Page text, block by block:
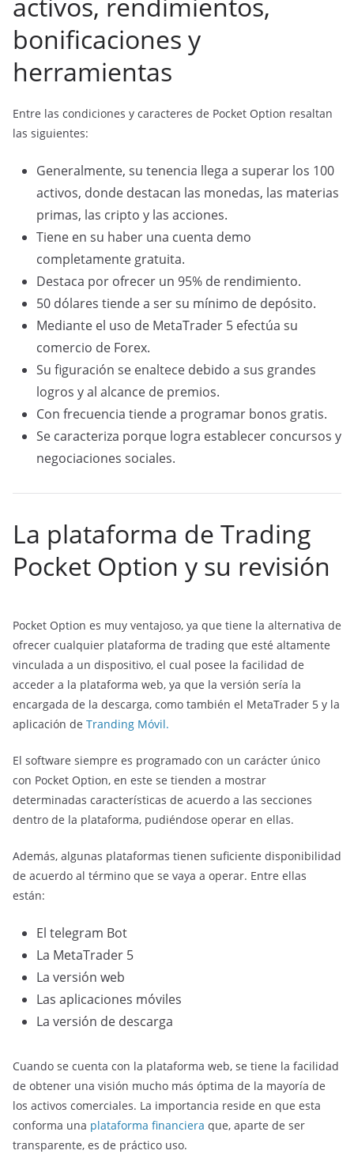
bonificaciones y
herramientas
Entre las condiciones y caracteres de Pocket Option resaltan
las siguientes:
Generalmente, su tenencia llega a superar los 100
activos, donde destacan las monedas, las materias
primas, las cripto y las acciones.
Tiene en su haber una cuenta demo
completamente gratuita.
Destaca por ofrecer un 95% de rendimiento.
50 dólares tiende a ser su mínimo de depósito.
Mediante el uso de MetaTrader 5 efectúa su
comercio de Forex.
Su figuración se enaltece debido a sus grandes
logros y al alcance de premios.
Con frecuencia tiende a programar bonos gratis.
Se caracteriza porque logra establecer concursos y
negociaciones sociales.
La plataforma de Trading
Pocket Option y su revisión
Pocket Option es muy ventajoso, ya que tiene la alternativa de
ofrecer cualquier plataforma de trading que esté altamente
vinculada a un dispositivo, el cual posee la facilidad de
acceder a la plataforma web, ya que la versión sería la
encargada de la descarga, como también el MetaTrader 5 y la
aplicación de Tranding Móvil.
El software siempre es programado con un carácter único
con Pocket Option, en este se tienden a mostrar
determinadas características de acuerdo a las secciones
dentro de la plataforma, pudiéndose operar en ellas.
Además, algunas plataformas tienen suficiente disponibilidad
de acuerdo al término que se vaya a operar. Entre ellas
están:
El telegram Bot
La MetaTrader 5
La versión web
Las aplicaciones móviles
La versión de descarga
Cuando se cuenta con la plataforma web, se tiene la facilidad
de obtener una visión mucho más óptima de la mayoría de
los activos comerciales. La importancia reside en que esta
conforma una plataforma financiera que, aparte de ser
transparente, es de práctico uso.